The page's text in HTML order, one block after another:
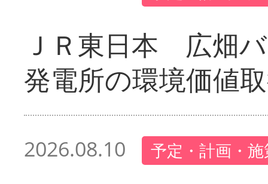
ＪＲ東日本 広畑
発電所の環境価値
2026.08.10 予定・計画・